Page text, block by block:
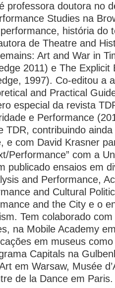
professora doutora no
Studies na
história do
de Theatre and
Art and War in
2011) e The Explicit
1997). Co-editou a
and Practical
especial da revista
e Performance
TDR, contribuindo
e com David Krasner
Performance” com a
publicado ensaios em
and Performance,
and Cultural
and the City e o
Tem colaborado
na Mobile Academy
em museus
Capitals na
em Warsaw, Musée
de la Dance em Paris.